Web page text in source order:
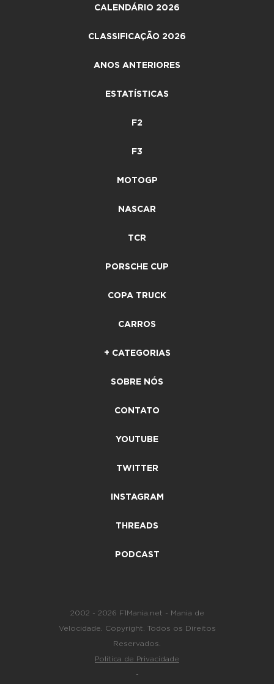
CALENDÁRIO 2026
CLASSIFICAÇÃO 2026
ANOS ANTERIORES
ESTATÍSTICAS
F2
F3
MOTOGP
NASCAR
TCR
PORSCHE CUP
COPA TRUCK
CARROS
+ CATEGORIAS
SOBRE NÓS
CONTATO
YOUTUBE
TWITTER
INSTAGRAM
THREADS
PODCAST
2002 - 2026 F1Mania.net - Mania de
Velocidade. Copyright. Todos os Direitos
Reservados.
Política de Privacidade
-